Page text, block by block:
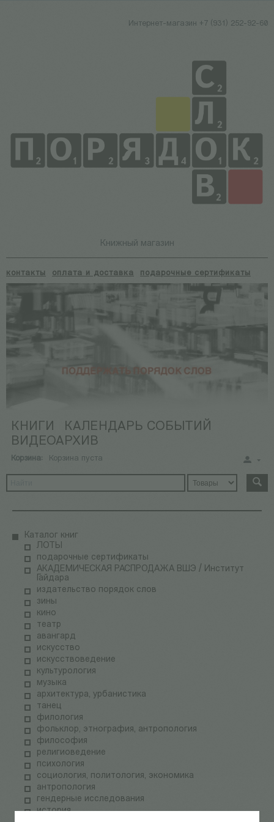
Интернет-магазин +7 (931) 252-92-60
Книжный магазин
контакты оплата и доставка подарочные сертификаты
КНИГИ
КАЛЕНДАРЬ СОБЫТИЙ
ВИДЕОАРХИВ
Корзина: Корзина пуста
Каталог книг
ЛОТЫ
подарочные сертификаты
АКАДЕМИЧЕСКАЯ РАСПРОДАЖА ВШЭ / Институт
Гайдара
издательство порядок слов
зины
кино
театр
авангард
искусство
искусствоведение
культурология
музыка
архитектура, урбанистика
танец
филология
фольклор, этнография, антропология
философия
религиоведение
психология
социология, политология, экономика
антропология
гендерные исследования
история